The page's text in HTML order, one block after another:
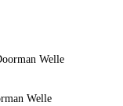
Welle